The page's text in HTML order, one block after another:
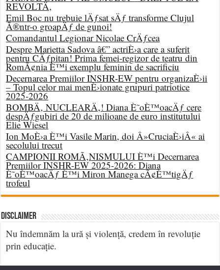
REVOLTÄ‚
Emil Boc nu trebuie lÄƒsat sÄƒ transforme Clujul
Ã®ntr-o groapÄƒ de gunoi!
Comandantul Legionar Nicolae CrÄƒcea
Despre Marietta Sadova â€” actriÈ›a care a suferit
pentru CÄƒpitan! Prima femei-regizor de teatru din
RomÃ¢nia È™i exemplu feminin de sacrificiu
Decernarea Premiilor INSHR-EW pentru organizaÈ›ii
– Topul celor mai menÈ›ionate grupuri patriotice
2025-2026
BOMBÄ‚ NUCLEARÄ‚! Diana È˜oÈ™oacÄƒ cere
despÄƒgubiri de 20 de milioane de euro institutului
Elie Wiesel
Ion MoÈ›a È™i Vasile Marin, doi Â»CruciaÈ›iÂ« ai
secolului trecut
CAMPIONII ROMÃ‚NISMULUI È™i Decernarea
Premiilor INSHR-EW 2025-2026: Diana
È˜oÈ™oacÄƒ È™i Miron Manega cÃ¢È™tigÄƒ
trofeul
DISCLAIMER
Nu îndemnăm la ură și violență, credem în revoluție
prin educație.